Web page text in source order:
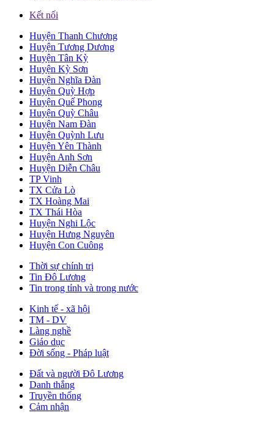
Kết nối
Huyện Thanh Chương
Huyện Tương Dương
Huyện Tân Kỳ
Huyện Kỳ Sơn
Huyện Nghĩa Đàn
Huyện Quỳ Hợp
Huyện Quế Phong
Huyện Quỳ Châu
Huyện Nam Đàn
Huyện Quỳnh Lưu
Huyện Yên Thành
Huyện Anh Sơn
Huyện Diễn Châu
TP Vinh
TX Cửa Lò
TX Hoàng Mai
TX Thái Hòa
Huyện Nghi Lộc
Huyện Hưng Nguyên
Huyện Con Cuông
Thời sự chính trị
Tin Đô Lương
Tin trong tỉnh và trong nước
Kinh tế - xã hội
TM - DV
Làng nghề
Giáo dục
Đời sống - Pháp luật
Đất và người Đô Lương
Danh thắng
Truyền thống
Cảm nhận